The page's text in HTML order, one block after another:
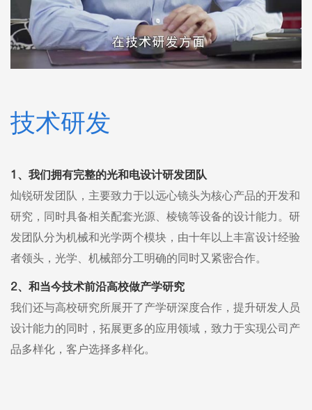
技术研发
1、我们拥有完整的光和电设计研发团队
灿锐研发团队，主要致力于以远心镜头为核心产品的开发和
研究，同时具备相关配套光源、棱镜等设备的设计能力。研
发团队分为机械和光学两个模块，由十年以上丰富设计经验
者领头，光学、机械部分工明确的同时又紧密合作。
2、和当今技术前沿高校做产学研究
我们还与高校研究所展开了产学研深度合作，提升研发人员
设计能力的同时，拓展更多的应用领域，致力于实现公司产
品多样化，客户选择多样化。